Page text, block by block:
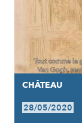
CHÂTEAU
28/05/2020